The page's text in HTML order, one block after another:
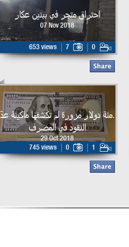
احتراق متجر في ببنين عكار
07 Nov 2018
653 views 7 0
.مئة دولار مزورة لم تكشفها ماكينة عدّ
النقود في المصرف
29 Oct 2018
745 views
0 1